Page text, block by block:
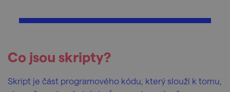
Co jsou skripty?
Skript je část programového kódu, který slouží k tomu,